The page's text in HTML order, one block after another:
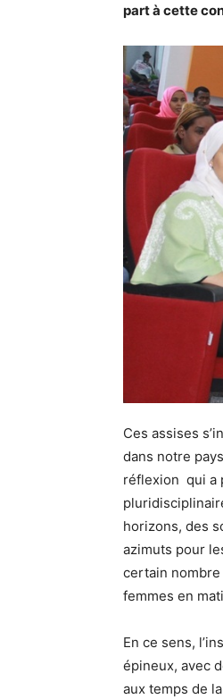
part à cette
Ces assises
dans notre
réflexion qui a
horizons, des
azimuts pour
certain nombre
femmes en
En ce sens,
épineux, avec
aux temps de